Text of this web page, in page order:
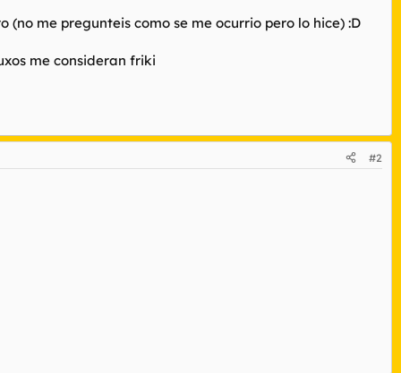
me pregunteis como se me ocurrio pero lo hice) :D
me consideran friki
#2